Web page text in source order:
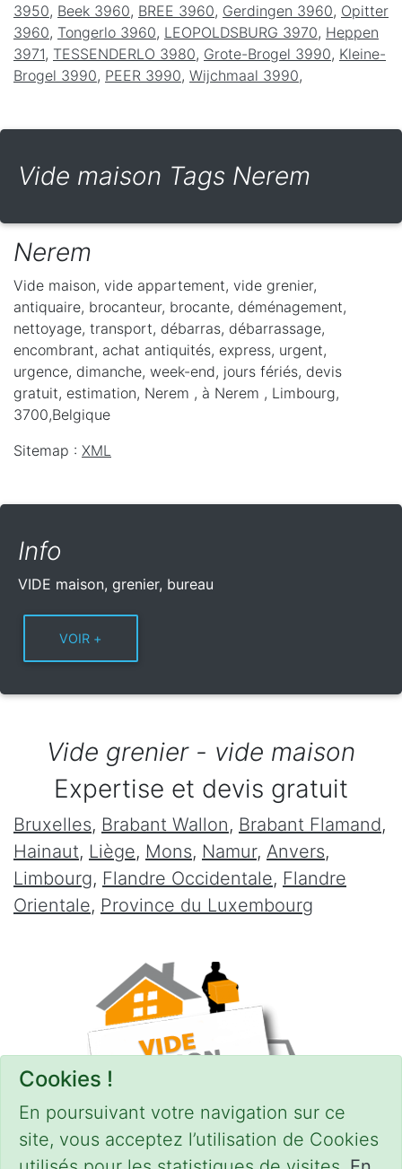
Cookies !
En poursuivant votre navigation sur ce
site, vous acceptez l’utilisation de Cookies
3950, Beek 3960, BREE 3960, Gerdingen 3960, Opitter
3960, Tongerlo 3960, LEOPOLDSBURG 3970, Heppen
3971, TESSENDERLO 3980, Grote-Brogel 3990, Kleine-
Brogel 3990, PEER 3990, Wijchmaal 3990,
Vide maison Tags Nerem
Nerem
Vide maison, vide appartement, vide grenier,
antiquaire, brocanteur, brocante, déménagement,
nettoyage, transport, débarras, débarrassage,
encombrant, achat antiquités, express, urgent,
urgence, dimanche, week-end, jours fériés, devis
gratuit, estimation, Nerem , à Nerem , Limbourg,
3700,Belgique
Sitemap : XML
Info
VIDE maison, grenier, bureau
Vide grenier - vide maison
Expertise et devis gratuit
Bruxelles, Brabant Wallon, Brabant Flamand,
Hainaut, Liège, Mons, Namur, Anvers,
Limbourg, Flandre Occidentale, Flandre
Orientale, Province du Luxembourg